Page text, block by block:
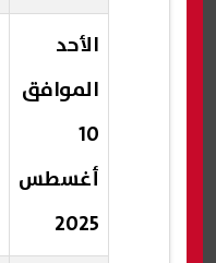
الأحد
الموافق
10
أغسطس
2025